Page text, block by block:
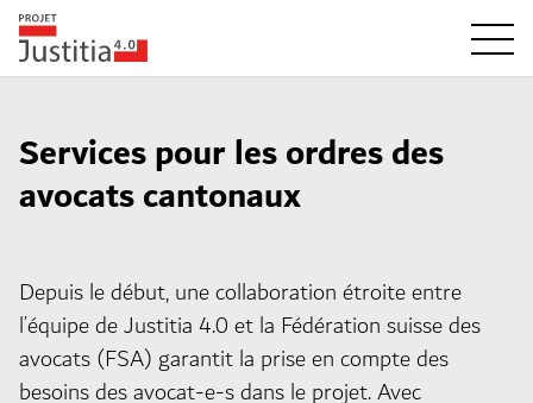
Services pour les ordres des
avocats cantonaux
Depuis le début, une collaboration étroite entre
l’équipe de Justitia 4.0 et la Fédération suisse des
avocats (FSA) garantit la prise en compte des
besoins des avocat-e-s dans le projet. Avec